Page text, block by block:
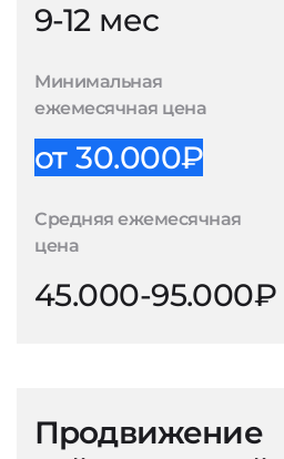
9-12 мес
Минимальная
ежемесячная цена
от 30.000₽
Средняя ежемесячная
цена
45.000-95.000₽
Продвижение